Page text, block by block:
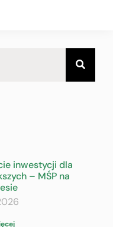
inwestycji dla
– MŚP na